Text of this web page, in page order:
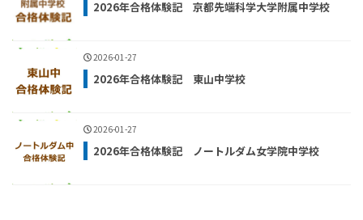
2026年合格体験記 京都先端科学大学附属中学校
2026-01-27
2026年合格体験記 東山中学校
2026-01-27
2026年合格体験記 ノートルダム女学院中学校